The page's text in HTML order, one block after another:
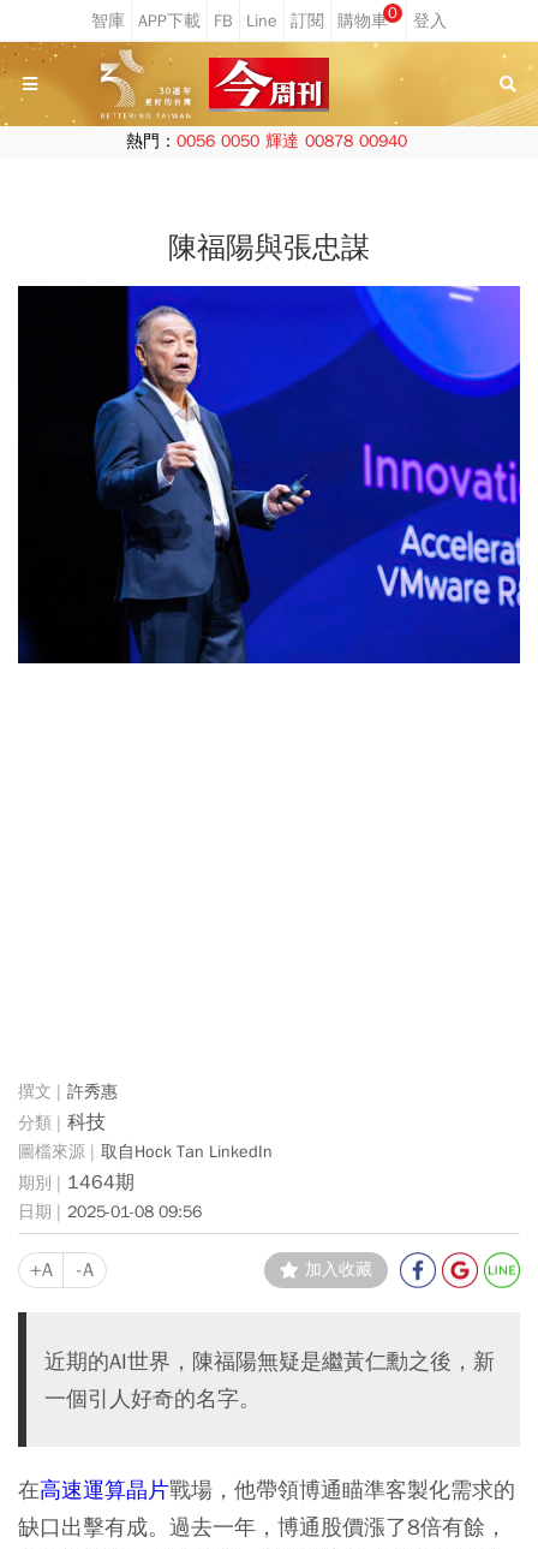
0
熱門： 0056 0050 輝達 00878 00940
陳福陽與張忠謀
許秀惠
科技
取自Hock Tan LinkedIn
1464期
2025-01-08 09:56
+A -A 加入收藏
近期的AI世界，陳福陽無疑是繼黃仁勳之後，新
一個引人好奇的名字。
在高速運算晶片戰場，他帶領博通瞄準客製化需求的
缺口出擊有成。過去一年，博通股價漲了8倍有餘，